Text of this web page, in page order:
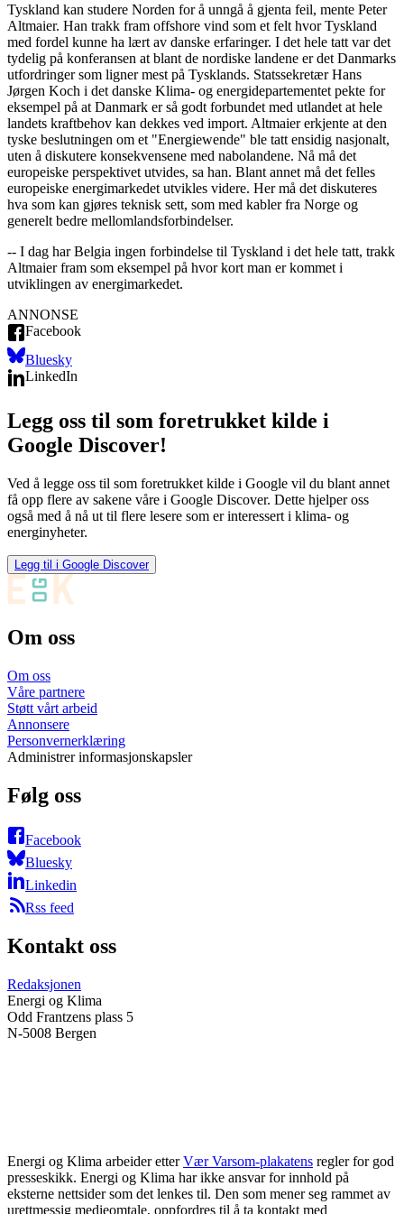
Tyskland kan studere Norden for å unngå å gjenta feil, mente Peter
Altmaier. Han trakk fram offshore vind som et felt hvor Tyskland
med fordel kunne ha lært av danske erfaringer. I det hele tatt var det
tydelig på konferansen at blant de nordiske landene er det Danmarks
utfordringer som ligner mest på Tysklands. Statssekretær Hans
Jørgen Koch i det danske Klima- og energidepartementet pekte for
eksempel på at Danmark er så godt forbundet med utlandet at hele
landets kraftbehov kan dekkes ved import. Altmaier erkjente at den
tyske beslutningen om et "Energiewende" ble tatt ensidig nasjonalt,
uten å diskutere konsekvensene med nabolandene. Nå må det
europeiske perspektivet utvides, sa han. Blant annet må det felles
europeiske energimarkedet utvikles videre. Her må det diskuteres
hva som kan gjøres teknisk sett, som med kabler fra Norge og
generelt bedre mellomlandsforbindelser.
-- I dag har Belgia ingen forbindelse til Tyskland i det hele tatt, trakk
Altmaier fram som eksempel på hvor kort man er kommet i
utviklingen av energimarkedet.
ANNONSE
Facebook
Bluesky
LinkedIn
Legg oss til som foretrukket kilde i
Google Discover!
Ved å legge oss til som foretrukket kilde i Google vil du blant annet
få opp flere av sakene våre i Google Discover. Dette hjelper oss
også med å nå ut til flere lesere som er interessert i klima- og
energinyheter.
Legg til i Google Discover
Om oss
Om oss
Våre partnere
Støtt vårt arbeid
Annonsere
Personvernerklæring
Administrer informasjonskapsler
Følg oss
Facebook
Bluesky
Linkedin
Rss feed
Kontakt oss
Redaksjonen
Energi og Klima
Odd Frantzens plass 5
N-5008 Bergen
Energi og Klima arbeider etter Vær Varsom-plakatens regler for god
presseskikk. Energi og Klima har ikke ansvar for innhold på
eksterne nettsider som det lenkes til. Den som mener seg rammet av
urettmessig medieomtale, oppfordres til å ta kontakt med